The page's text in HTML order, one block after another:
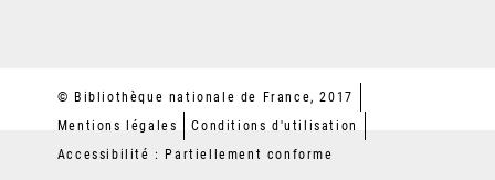
© Bibliothèque nationale de France, 2017
Mentions légales
Conditions d'utilisation
Accessibilité : Partiellement conforme